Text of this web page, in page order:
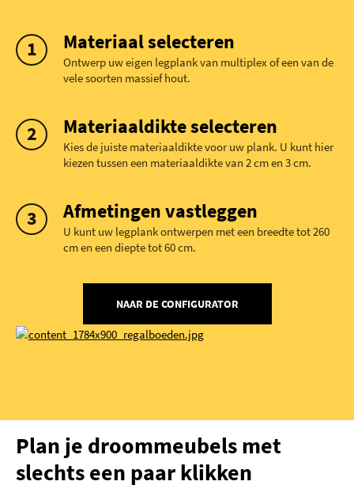
Materiaal selecteren
Ontwerp uw eigen legplank van multiplex of een van de
vele soorten massief hout.
Materiaaldikte selecteren
Kies de juiste materiaaldikte voor uw plank. U kunt hier
kiezen tussen een materiaaldikte van 2 cm en 3 cm.
Afmetingen vastleggen
U kunt uw legplank ontwerpen met een breedte tot 260
cm en een diepte tot 60 cm.
NAAR DE CONFIGURATOR
Plan je droommeubels met
slechts een paar klikken